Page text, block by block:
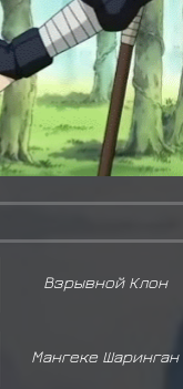
Взрывной Клон
Мангеке Шаринган